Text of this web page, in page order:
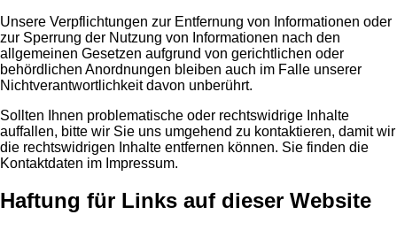
Unsere Verpflichtungen zur Entfernung von Informationen oder
zur Sperrung der Nutzung von Informationen nach den
allgemeinen Gesetzen aufgrund von gerichtlichen oder
behördlichen Anordnungen bleiben auch im Falle unserer
Nichtverantwortlichkeit davon unberührt.
Sollten Ihnen problematische oder rechtswidrige Inhalte
auffallen, bitte wir Sie uns umgehend zu kontaktieren, damit wir
die rechtswidrigen Inhalte entfernen können. Sie finden die
Kontaktdaten im Impressum.
Haftung für Links auf dieser Website